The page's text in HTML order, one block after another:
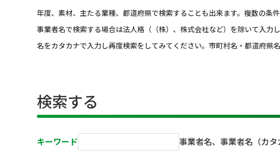
年度、素材、主たる業種、都道府県で検索することも出来ます。複数の条件
事業者名で検索する場合は法人格（（株）、株式会社など）を除いて入
名をカタカナで入力し再度検索をしてみてください。市町村名・都道府県名
検索する
キーワード 事業者名、事業者名（カ